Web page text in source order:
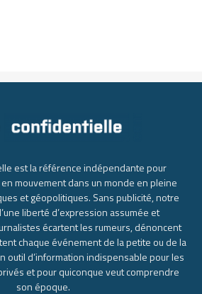
est la référence indépendante pour
mouvement dans un monde en pleine
et géopolitiques. Sans publicité, notre
liberté d’expression assumée et
écartent les rumeurs, dénoncent
chaque événement de la petite ou de la
outil d’information indispensable pour les
et pour quiconque veut comprendre
son époque.